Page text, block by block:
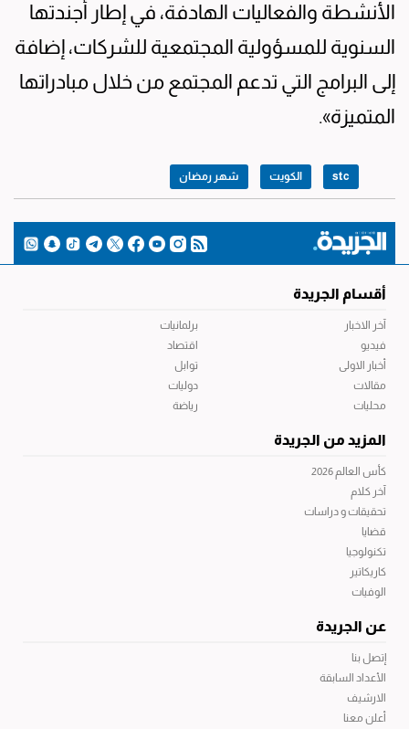
الأنشطة والفعاليات الهادفة، في إطار أجندتها
السنوية للمسؤولية المجتمعية للشركات، إضافة
إلى البرامج التي تدعم المجتمع من خلال مبادراتها
المتميزة».
stc الكويت شهر رمضان
أقسام الجريدة
آخر الاخبار
فيديو
أخبار الاولى
مقالات
محليات
برلمانيات
اقتصاد
توابل
دوليات
رياضة
المزيد من الجريدة
كأس العالم 2026
آخر كلام
تحقيقات و دراسات
قضايا
تكنولوجيا
كاريكاتير
الوفيات
عن الجريدة
إتصل بنا
الأعداد السابقة
الارشيف
أعلن معنا